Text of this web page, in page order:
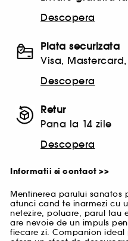
Descopera
Plata securizata
Visa,
Descopera
Retur
Pana la 14 zile
Descopera
Informatii si contact >>
Mentinerea parului sanatos
atunci cand te inarmezi cu
netezire, poluare, parul tau
are nevoie de un impuls
fiecare zi. Companion